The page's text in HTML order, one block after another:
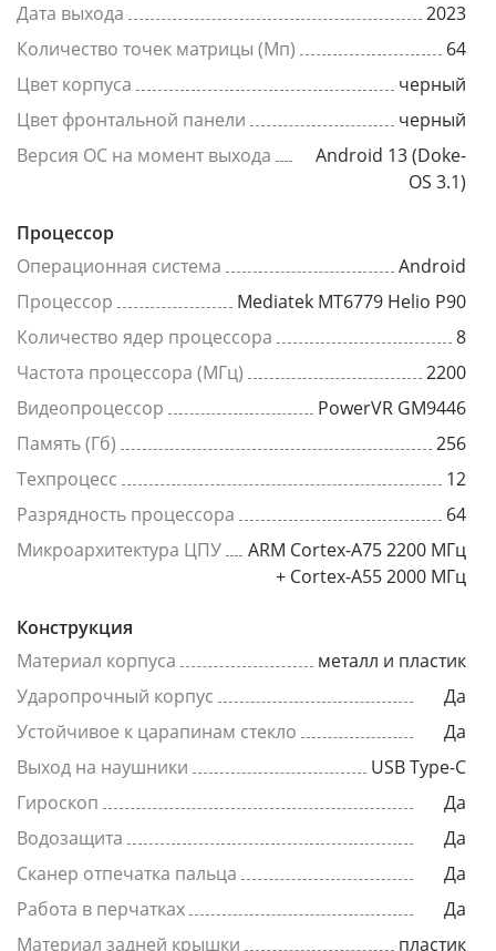
Дата выхода
2023
Количество точек матрицы (Мп)
64
Цвет корпуса
черный
Цвет фронтальной панели
черный
Версия ОС на момент выхода
Android 13 (Doke-
OS 3.1)
Процессор
Операционная система
Android
Процессор
Mediatek MT6779 Helio P90
Количество ядер процессора
8
Частота процессора (МГц)
2200
Видеопроцессор
PowerVR GM9446
Память (Гб)
256
Техпроцесс
12
Разрядность процессора
64
Микроархитектура ЦПУ
ARM Cortex-A75 2200 МГц
+ Cortex-A55 2000 МГц
Конструкция
Материал корпуса
металл и пластик
Ударопрочный корпус
Да
Устойчивое к царапинам стекло
Да
Выход на наушники
USB Type-C
Гироскоп
Да
Водозащита
Да
Сканер отпечатка пальца
Да
Работа в перчатках
Да
Материал задней крышки
пластик